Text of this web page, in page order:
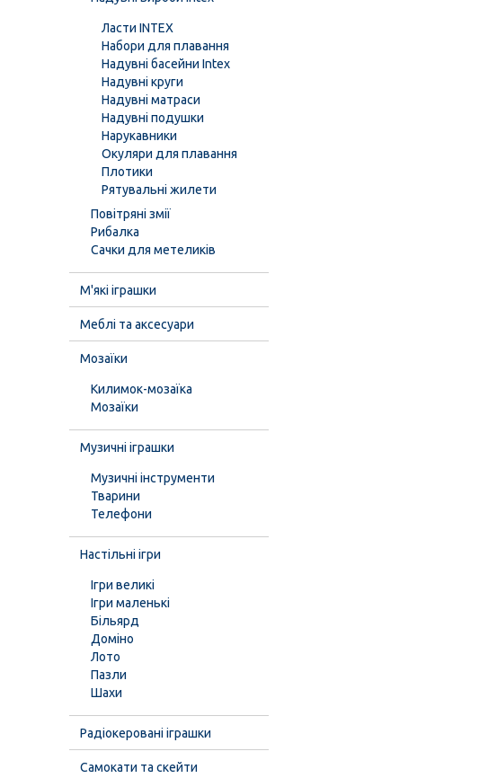
Ласти INTEX
Набори для плавання
Надувні басейни Intex
Надувні круги
Надувні матраси
Надувні подушки
Нарукавники
Окуляри для плавання
Плотики
Рятувальні жилети
Повітряні змії
Рибалка
Сачки для метеликів
М'які іграшки
Меблі та аксесуари
Мозаїки
Килимок-мозаїка
Мозаїки
Музичні іграшки
Музичні інструменти
Тварини
Телефони
Настільні ігри
Ігри великі
Ігри маленькі
Більярд
Доміно
Лото
Пазли
Шахи
Радіокеровані іграшки
Самокати та скейти